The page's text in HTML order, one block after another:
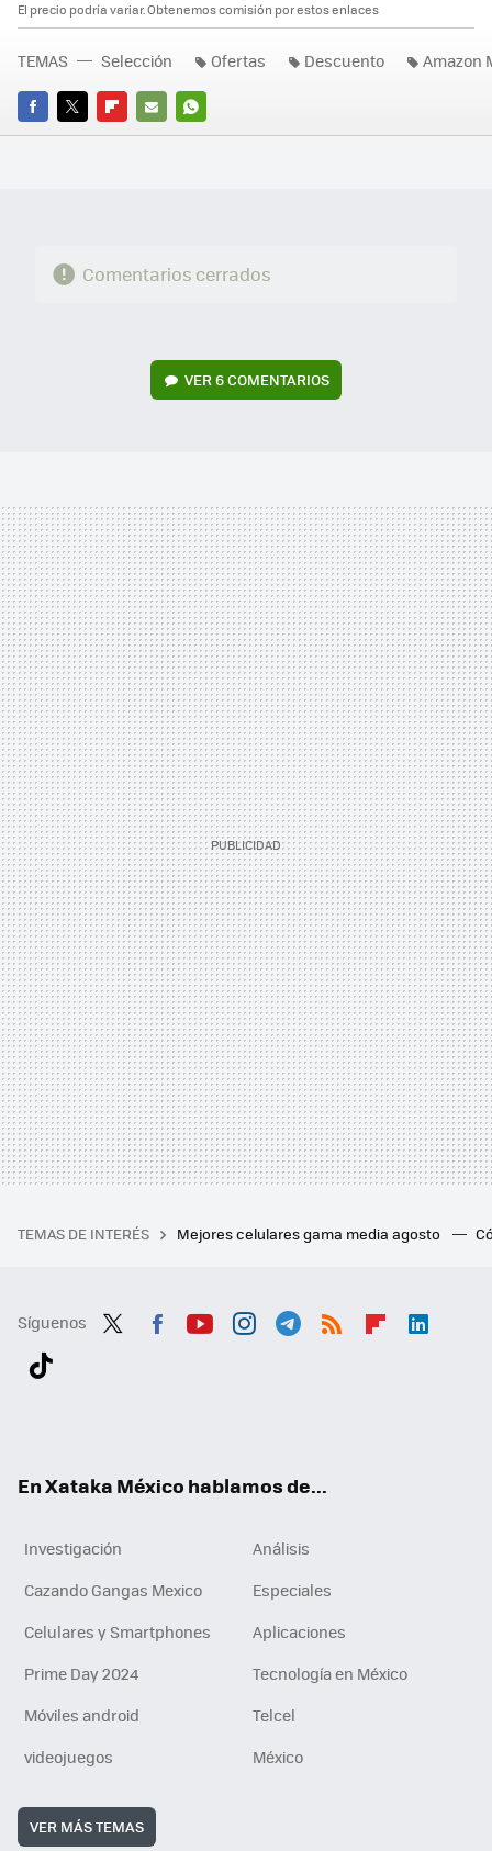
El precio podría variar. Obtenemos comisión por estos enlaces
FACEBOOK
TWITTERFLIPBOARD
E-
WHATSAPP
TEMAS Selección Ofertas Descuento Amazon
Comentarios cerrados
VER6 COMENTARIOS
TEMAS DE INTERÉS Mejores celulares gama media agosto
Síguenos
En Xataka México hablamos de...
Investigación
Análisis
Cazando Gangas Mexico
Especiales
Celulares y Smartphones
Aplicaciones
Prime Day 2024
Tecnología en México
Móviles android
Telcel
videojuegos
México
VER MÁS TEMAS